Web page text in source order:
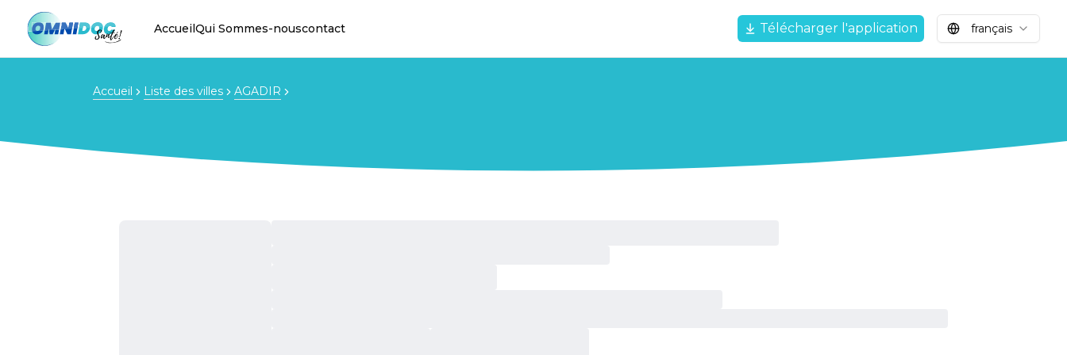
AccueilQui Sommes-nouscontact Télécharger l'application français
Accueil Liste des villes AGADIR